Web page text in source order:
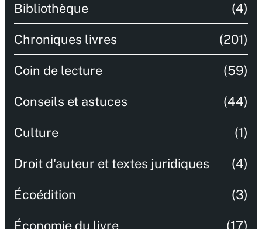
Bibliothèque (4)
Chroniques livres (201)
Coin de lecture (59)
Conseils et astuces (44)
Culture (1)
Droit d'auteur et textes juridiques (4)
Écoédition (3)
Économie du livre (17)